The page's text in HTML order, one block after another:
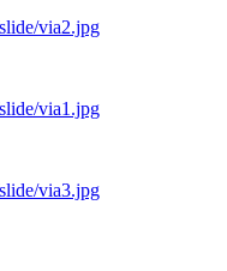
via2.jpg
via1.jpg
via3.jpg